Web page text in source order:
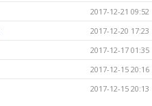
2017-12-21 09:52
2017-12-20 17:23
2017-12-17 01:35
2017-12-15 20:16
2017-12-15 20:13